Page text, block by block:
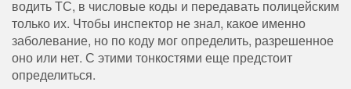
водить ТС, в числовые коды и передавать полицейским
только их. Чтобы инспектор не знал, какое именно
заболевание, но по коду мог определить, разрешенное
оно или нет. С этими тонкостями еще предстоит
определиться.